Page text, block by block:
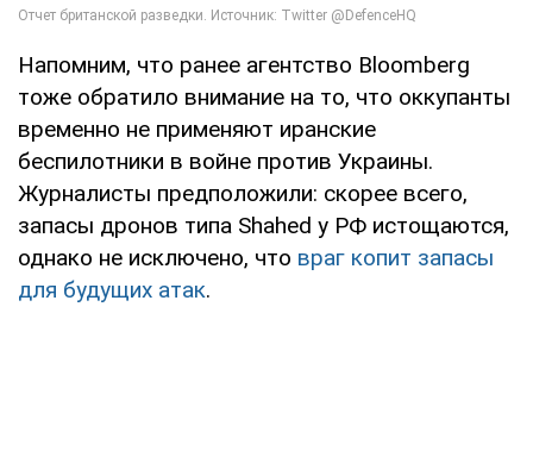
Напомним, что ранее агентство Bloomberg
тоже обратило внимание на то, что оккупанты
временно не применяют иранские
беспилотники в войне против Украины.
Журналисты предположили: скорее всего,
запасы дронов типа Shahed у РФ истощаются,
однако не исключено, что враг копит запасы
для будущих атак.